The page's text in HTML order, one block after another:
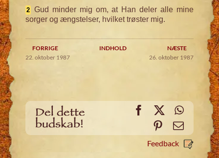
2
Gud minder mig om, at Han deler alle mine
sorger og ængstelser, hvilket trøster mig.
FORRIGE INDHOLD
NÆSTE
22. oktober 1987
26. oktober 1987
Del dette
budskab!
Facebook
X
Pinterest
Email
Feedback